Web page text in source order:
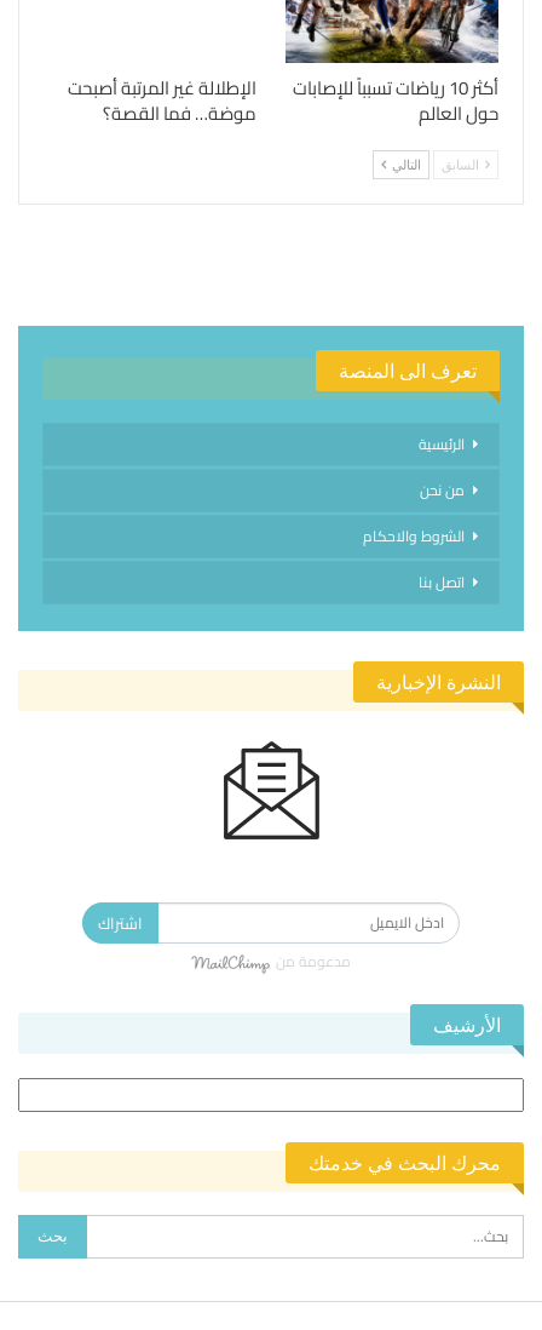
أكثر 10 رياضات تسبباً للإصابات
حول العالم
الإطلالة غير المرتبة أصبحت
موضة… فما القصة؟
السابق التالي
تعرف الى المنصة
الرئيسية
من نحن
الشروط والاحكام
اتصل بنا
النشرة الإخبارية
اشتراك
مدعومة من
الأرشيف
محرك البحث في خدمتك